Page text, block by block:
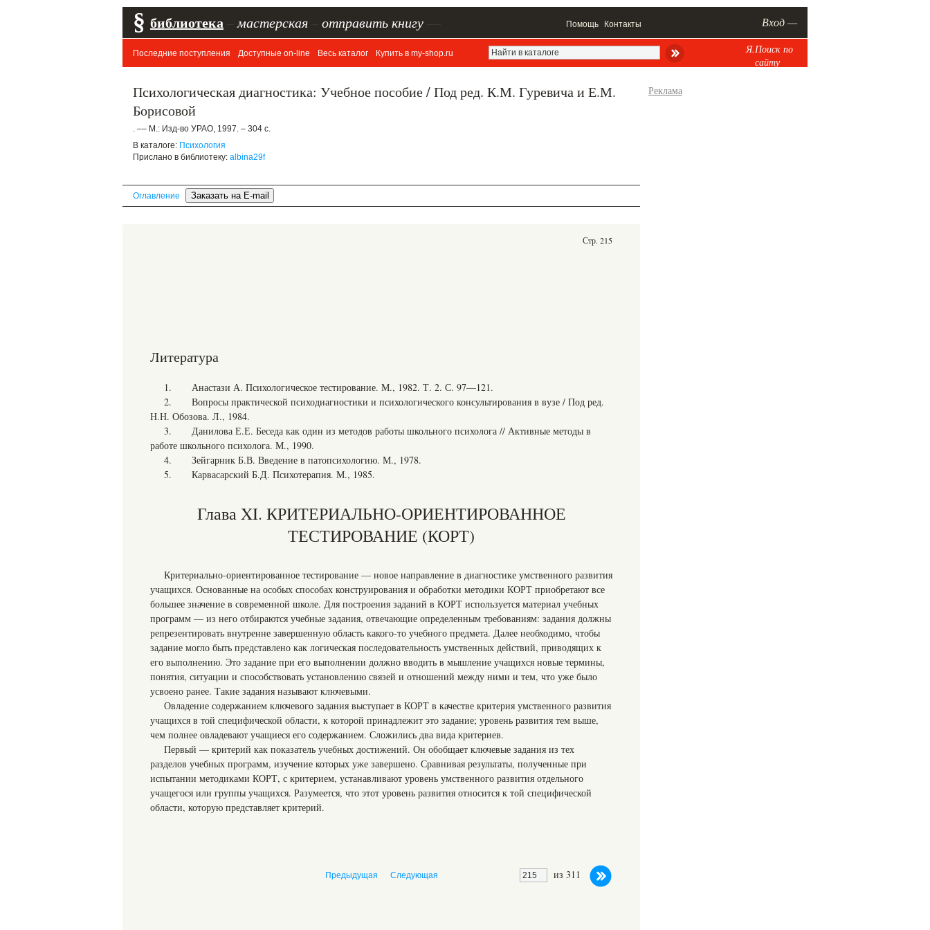
§ библиотека мастерская отправить книгу Помощь Контакты Вход —
Последние поступления Доступные on-line Весь каталог Купить в my-shop.ru
Я.Поиск по
сайту
Психологическая диагностика: Учебное пособие / Под ред. К.М. Гуревича и Е.М.
Борисовой
. –– М.: Изд-во УРАО, 1997. – 304 с.
В каталоге: Психология
Прислано в библиотеку: albina29f
Оглавление
Стр. 215
Литература
1. Анастази А. Психологическое тестирование. М., 1982. Т. 2. С. 97—121.
2. Вопросы практической психодиагностики и психологического консультирования в вузе / Под ред.
Н.Н. Обозова. Л., 1984.
3. Данилова Е.Е. Беседа как один из методов работы школьного психолога // Активные методы в
работе школьного психолога. М., 1990.
4. Зейгарник Б.В. Введение в патопсихологию. М., 1978.
5. Карвасарский Б.Д. Психотерапия. М., 1985.
Глава XI. КРИТЕРИАЛЬНО-ОРИЕНТИРОВАННОЕ
ТЕСТИРОВАНИЕ (КОРТ)
Критериально-ориентированное тестирование — новое направление в диагностике умственного развития
учащихся. Основанные на особых способах конструирования и обработки методики КОРТ приобретают все
большее значение в современной школе. Для построения заданий в КОРТ используется материал учебных
программ — из него отбираются учебные задания, отвечающие определенным требованиям: задания должны
репрезентировать внутренне завершенную область какого-то учебного предмета. Далее необходимо, чтобы
задание могло быть представлено как логическая последовательность умственных действий, приводящих к
его выполнению. Это задание при его выполнении должно вводить в мышление учащихся новые термины,
понятия, ситуации и способствовать установлению связей и отношений между ними и тем, что уже было
усвоено ранее. Такие задания называют ключевыми.
Овладение содержанием ключевого задания выступает в КОРТ в качестве критерия умственного развития
учащихся в той специфической области, к которой принадлежит это задание; уровень развития тем выше,
чем полнее овладевают учащиеся его содержанием. Сложились два вида критериев.
Первый — критерий как показатель учебных достижений. Он обобщает ключевые задания из тех
разделов учебных программ, изучение которых уже завершено. Сравнивая результаты, полученные при
испытании методиками КОРТ, с критерием, устанавливают уровень умственного развития отдельного
учащегося или группы учащихся. Разумеется, что этот уровень развития относится к той специфической
области, которую представляет критерий.
из 311
Предыдущая Следующая
Реклама